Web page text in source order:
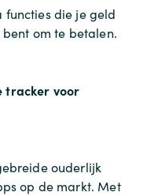
functies die je geld
om te betalen.
tracker voor
ouderlijk
op de markt. Met